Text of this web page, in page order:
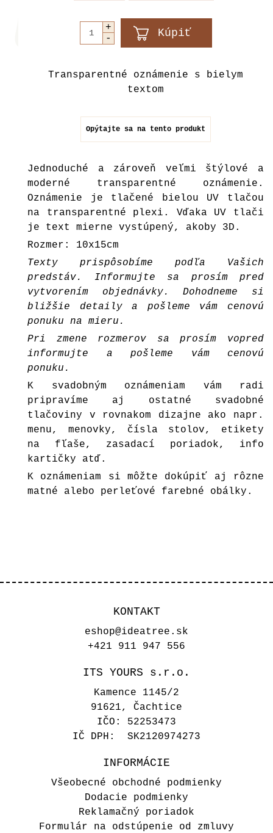
Transparentné oznámenie s bielym
textom
Opýtajte sa na tento produkt
Jednoduché a zároveň veľmi štýlové a
moderné transparentné oznámenie.
Oznámenie je tlačené bielou UV tlačou
na transparentné plexi. Vďaka UV tlači
je text mierne vystúpený, akoby 3D.
Rozmer: 10x15cm
Texty prispôsobíme podľa Vašich
predstáv. Informujte sa prosím pred
vytvorením objednávky. Dohodneme si
bližšie detaily a pošleme vám cenovú
ponuku na mieru.
Pri zmene rozmerov sa prosím vopred
informujte a pošleme vám cenovú
ponuku.
K svadobným oznámeniam vám radi
pripravíme aj ostatné svadobné
tlačoviny v rovnakom dizajne ako napr.
menu, menovky, čísla stolov, etikety
na fľaše, zasadací poriadok, info
kartičky atď.
K oznámeniam si môžte dokúpiť aj rôzne
matné alebo perleťové farebné obálky .
KONTAKT
eshop@ideatree.sk
+421 911 947 556
ITS YOURS s.r.o.
Kamence 1145/2
91621, Čachtice
IČO: 52253473
IČ DPH: SK2120974273
INFORMÁCIE
Všeobecné obchodné podmienky
Dodacie podmienky
Reklamačný poriadok
Formulár na odstúpenie od zmluvy